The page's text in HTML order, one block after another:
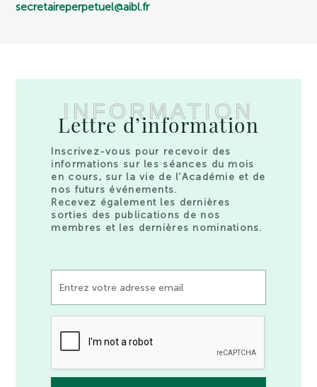
secretaireperpetuel@aibl.fr
INFORMATION
Lettre d’information
Inscrivez-vous pour recevoir des
informations sur les séances du mois
en cours, sur la vie de l’Académie et de
nos futurs événements.
Recevez également les dernières
sorties des publications de nos
membres et les dernières nominations.